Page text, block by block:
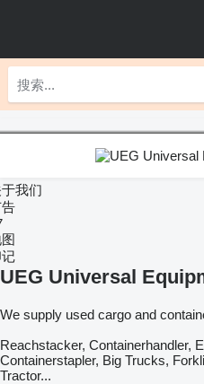
我们
UEG Universal
We supply used cargo and
Reachstacker, Containerhandler,
Containerstapler, Big Trucks,
Tractor...